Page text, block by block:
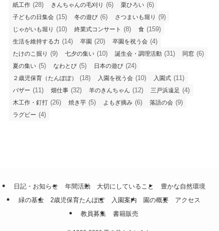
紙工作 (28) きんちゃんの毛刈り (6) 栗ひろい (6)
子どもの日集会 (15) 冬の遊び (6) さつまいも堀り (9)
じゃがいも堀り (10) 終業式コンサート (8) 食 (159)
生活を維持する力 (14) 卒園 (20) 卒園を祝う会 (4)
たけのこ掘り (9) 七夕の集い (10) 誕生会・調理活動 (31) 同窓 (6)
夏の集い (5) なわとび (5) 日本の遊び (24)
２歳児保育（たんぽぽ） (18) 入園を祝う会 (10) 入園式 (11)
バザー (11) 畑仕事 (32) 羊のきんちゃん (12) 三戸浜遠足 (4)
木工作・釘打 (26) 焼き芋 (5) よもぎ摘み (6) 落語の会 (9)
ラグビー (4)
日記・お知らせ 年間活動 大切にしていること
豊かな自然環境
緑の基金
2歳児保育たんぽぽ 入園案内 園の概要
アクセス
教員募集
書籍販売